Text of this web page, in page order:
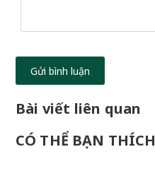
Gửi bình luận
Bài viết liên quan
CÓ THỂ BẠN THÍCH